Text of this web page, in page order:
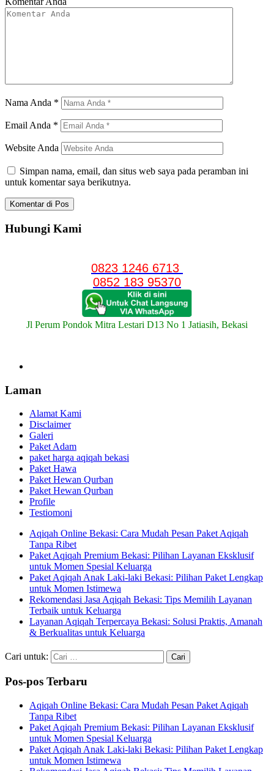
Nama Anda *
Email Anda *
Website Anda
Simpan nama, email, dan situs web saya pada peramban ini
untuk komentar saya berikutnya.
Hubungi Kami
0823 1246 6713
0852 183 95370
Jl Perum Pondok Mitra Lestari D13 No 1 Jatiasih, Bekasi
Laman
Alamat Kami
Disclaimer
Galeri
Paket Adam
paket harga aqiqah bekasi
Paket Hawa
Paket Hewan Qurban
Paket Hewan Qurban
Profile
Testiomoni
Aqiqah Online Bekasi: Cara Mudah Pesan Paket Aqiqah
Tanpa Ribet
Paket Aqiqah Premium Bekasi: Pilihan Layanan Eksklusif
untuk Momen Spesial Keluarga
Paket Aqiqah Anak Laki-laki Bekasi: Pilihan Paket Lengkap
untuk Momen Istimewa
Rekomendasi Jasa Aqiqah Bekasi: Tips Memilih Layanan
Terbaik untuk Keluarga
Layanan Aqiqah Terpercaya Bekasi: Solusi Praktis, Amanah
& Berkualitas untuk Keluarga
Cari untuk:
Pos-pos Terbaru
Aqiqah Online Bekasi: Cara Mudah Pesan Paket Aqiqah
Tanpa Ribet
Paket Aqiqah Premium Bekasi: Pilihan Layanan Eksklusif
untuk Momen Spesial Keluarga
Paket Aqiqah Anak Laki-laki Bekasi: Pilihan Paket Lengkap
untuk Momen Istimewa